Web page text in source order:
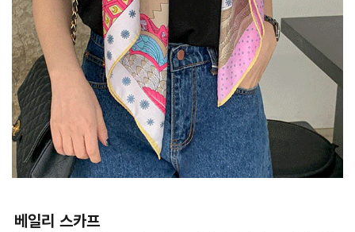
베일리 스카프